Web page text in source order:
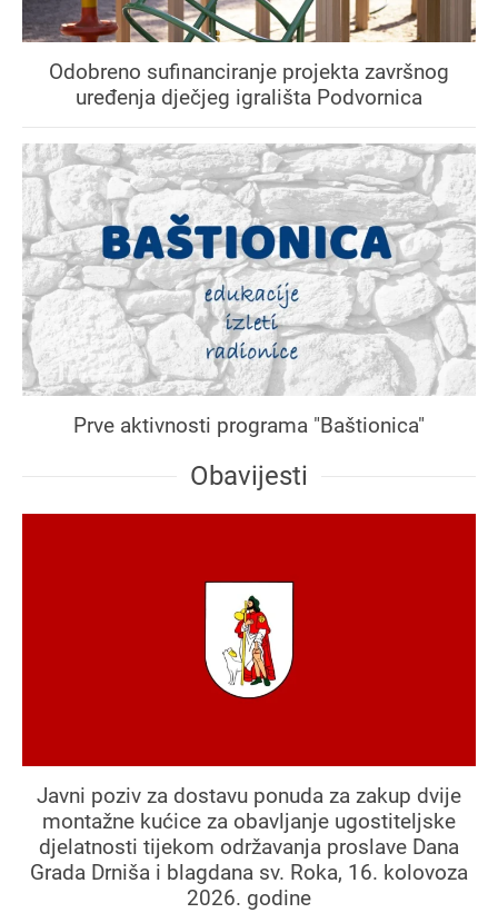
Odobreno sufinanciranje projekta završnog
uređenja dječjeg igrališta Podvornica
Prve aktivnosti programa "Baštionica"
Obavijesti
Javni poziv za dostavu ponuda za zakup dvije
montažne kućice za obavljanje ugostiteljske
djelatnosti tijekom održavanja proslave Dana
Grada Drniša i blagdana sv. Roka, 16. kolovoza
2026. godine